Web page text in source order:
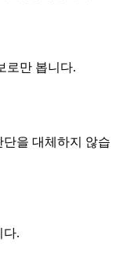
로만 봅니다.
을 대체하지 않습
다.